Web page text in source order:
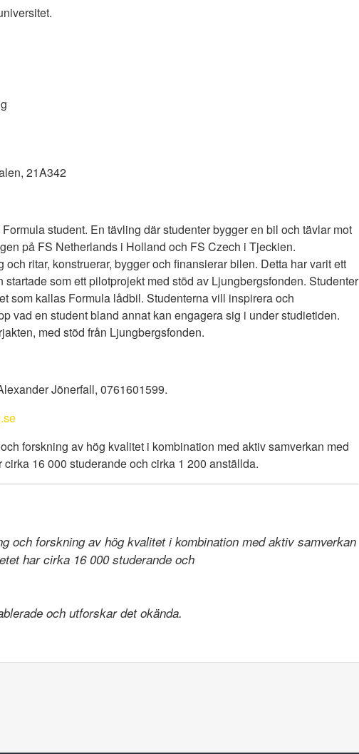
21A342
student. En tävling där studenter bygger en bil och tävlar mot
på FS Netherlands i Holland och FS Czech i Tjeckien.
ritar, konstruerar, bygger och finansierar bilen. Detta har varit ett
som ett pilotprojekt med stöd av Ljungbergsfonden. Studenter
som kallas Formula lådbil. Studenterna vill inspirera och
vad en student bland annat kan engagera sig i under studietiden.
med stöd från Ljungbergsfonden.
Jönerfall, 0761601599.
forskning av hög kvalitet i kombination med aktiv samverkan med
16 000 studerande och cirka 1 200 anställda.
och forskning av hög kvalitet i kombination med aktiv samverkan
har cirka 16 000 studerande och
och utforskar det okända.